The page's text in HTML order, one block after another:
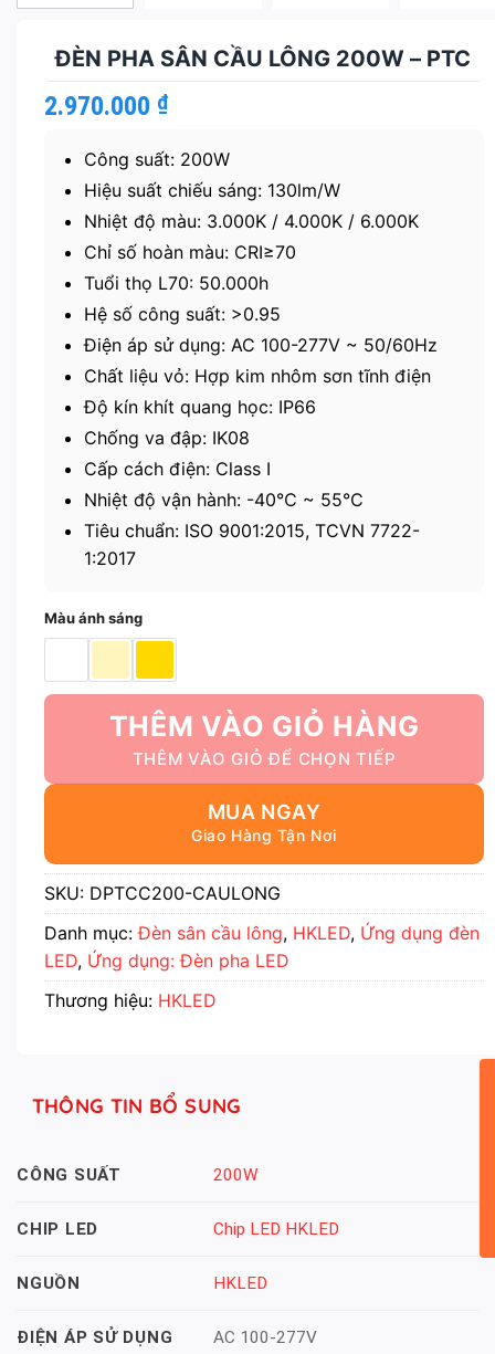
ĐÈN PHA SÂN CẦU LÔNG 200W – PTC
2.970.000 ₫
Công suất: 200W
Hiệu suất chiếu sáng: 130lm/W
Nhiệt độ màu: 3.000K / 4.000K / 6.000K
Chỉ số hoàn màu: CRI≥70
Tuổi thọ L70: 50.000h
Hệ số công suất: >0.95
Điện áp sử dụng: AC 100-277V ~ 50/60Hz
Chất liệu vỏ: Hợp kim nhôm sơn tĩnh điện
Độ kín khít quang học: IP66
Chống va đập: IK08
Cấp cách điện: Class I
Nhiệt độ vận hành: -40℃ ~ 55℃
Tiêu chuẩn: ISO 9001:2015, TCVN 7722-
1:2017
Màu ánh sáng
THÊM VÀO GIỎ HÀNG
MUA NGAY
SKU: DPTCC200-CAULONG
Danh mục:Đèn sân cầu lông, HKLED, Ứng dụng đèn
LED, Ứng dụng: Đèn pha LED
Thương hiệu: HKLED
THÔNG TIN BỔ SUNG
CÔNG SUẤT 200W
CHIP LED Chip LED HKLED
NGUỒN HKLED
ĐIỆN ÁP SỬ DỤNG AC 100-277V